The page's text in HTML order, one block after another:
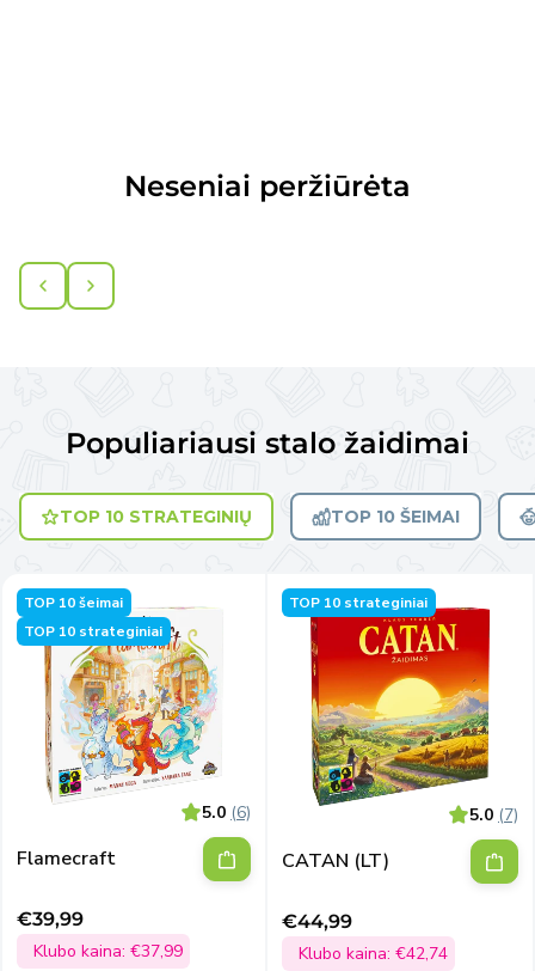
Neseniai peržiūrėta
Populiariausi stalo žaidimai
TOP 10 STRATEGINIŲ TOP 10 ŠEIMAI
TOP 10 šeimai
TOP 10 strateginiai
5.0 (6)
Flamecraft
Išpardavimo
kaina
€39,99
Klubo kaina: €37,99
TOP 10 strateginiai
5.0 (7)
CATAN (LT)
Išpardavimo
kaina
€44,99
Klubo kaina: €42,74